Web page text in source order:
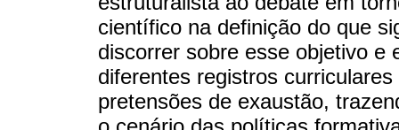
científico na definição do que
discorrer sobre esse objetivo e
diferentes registros
pretensões de exaustão,